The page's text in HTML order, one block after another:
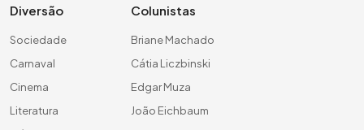
Diversão
Sociedade
Carnaval
Cinema
Literatura
Colunistas
Briane Machado
Cátia Liczbinski
Edgar Muza
João Eichbaum